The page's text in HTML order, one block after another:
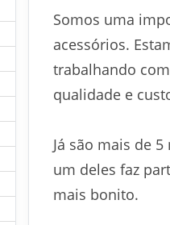
Somos uma
acessórios.
trabalhando
qualidade e
Já são mais de
um deles faz
mais bonito.